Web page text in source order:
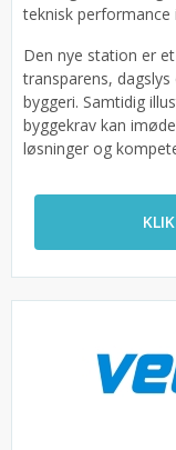
teknisk
Den nye station er
transparens,
byggeri. Samtidig
byggekrav kan
løsninger og